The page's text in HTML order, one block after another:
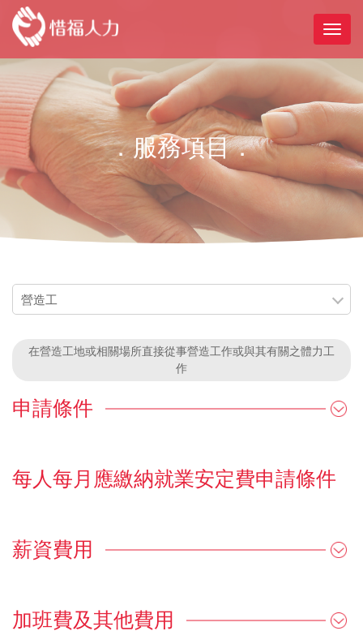
．服務項目．
營造工
在營造工地或相關場所直接從事營造工作或與其有關之體力工
作
申請條件
每人每月應繳納就業安定費申請條件
薪資費用
加班費及其他費用